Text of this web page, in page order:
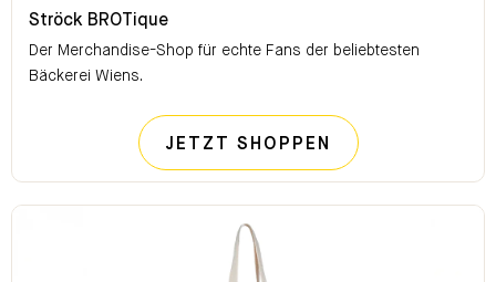
Ströck BROTique
Der Merchandise-Shop für echte Fans der beliebtesten
Bäckerei Wiens.
JETZT SHOPPEN STRÖCK